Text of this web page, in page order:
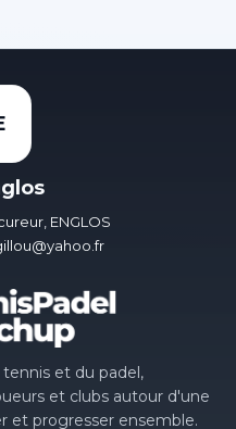
ENGLOS
et du padel,
et clubs autour d'une
et progresser ensemble.